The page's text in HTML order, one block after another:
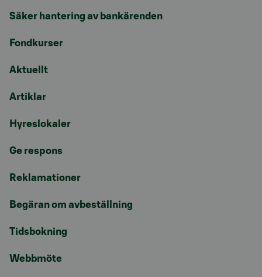
Säker hantering av bankärenden
Fondkurser
Aktuellt
Artiklar
Hyreslokaler
Ge respons
Reklamationer
Begäran om avbeställning
Tidsbokning
Webbmöte